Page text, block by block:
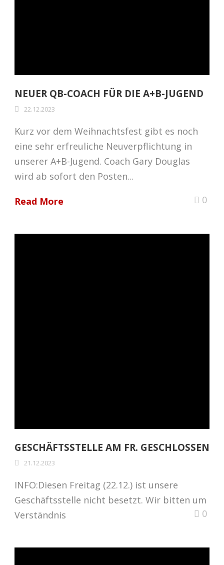
NEUER QB-COACH FÜR DIE A+B-JUGEND
22.12.2023
Kurz vor dem Weihnachtsfest gibt es noch
eine sehr erfreuliche Neuverpflichtung in
unserer A+B-Jugend. Coach Gary Douglas
wird ab sofort den Posten...
Read More 0
GESCHÄFTSSTELLE AM FR. GESCHLOSSEN
21.12.2023
INFO:Diesen Freitag (22.12.) ist unsere
Geschäftsstelle nicht besetzt. Wir bitten um
Verständnis
0